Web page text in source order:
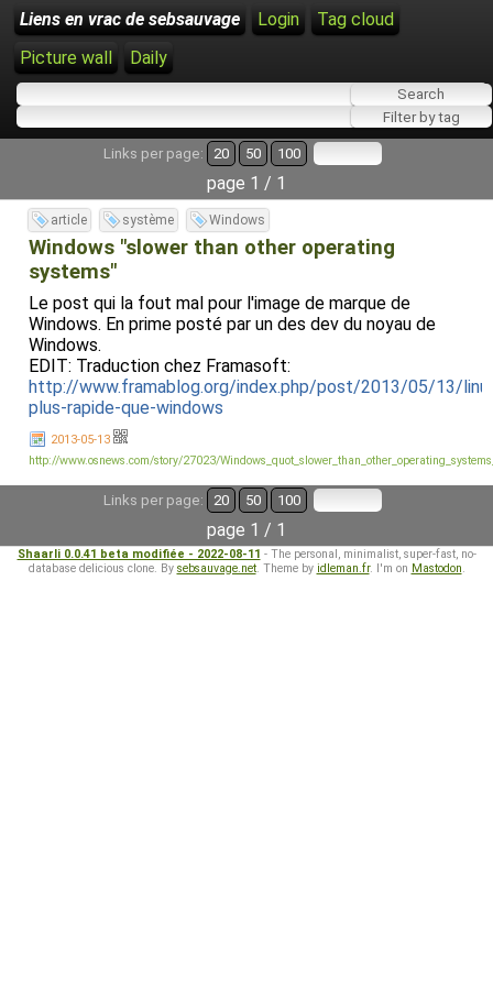
Liens en vrac de sebsauvage Login
Tag cloud
Picture wall
Daily
Links per page: 20 50 100
page 1 / 1
article système Windows
Windows "slower than other operating
systems"
Le post qui la fout mal pour l'image de marque de
Windows. En prime posté par un des dev du noyau de
Windows.
EDIT: Traduction chez Framasoft:
http://www.framablog.org/index.php/post/2013/05/13/
plus-rapide-que-windows
2013-05-13
http://www.osnews.com/story/27023/
Links per page: 20 50 100
page 1 / 1
Shaarli 0.0.41 beta modifiée - 2022-08-11 - The personal, minimalist, super-fast, no-
database delicious clone. By sebsauvage.net. Theme by idleman.fr. I'm on Mastodon.